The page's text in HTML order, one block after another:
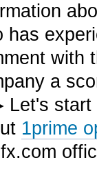
has
with
a
Let's start
1prime